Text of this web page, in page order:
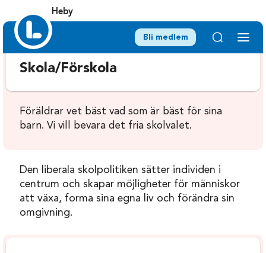
Heby
Bli medlem
Skola/Förskola
Föräldrar vet bäst vad som är bäst för sina
barn. Vi vill bevara det fria skolvalet.
Den liberala skolpolitiken sätter individen i
centrum och skapar möjligheter för människor
att växa, forma sina egna liv och förändra sin
omgivning.